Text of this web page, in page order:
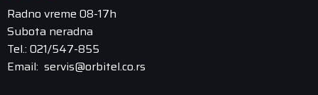
Radno vreme 08-17h
Subota neradna
Tel.: 021/547-855
Email: servis@orbitel.co.rs